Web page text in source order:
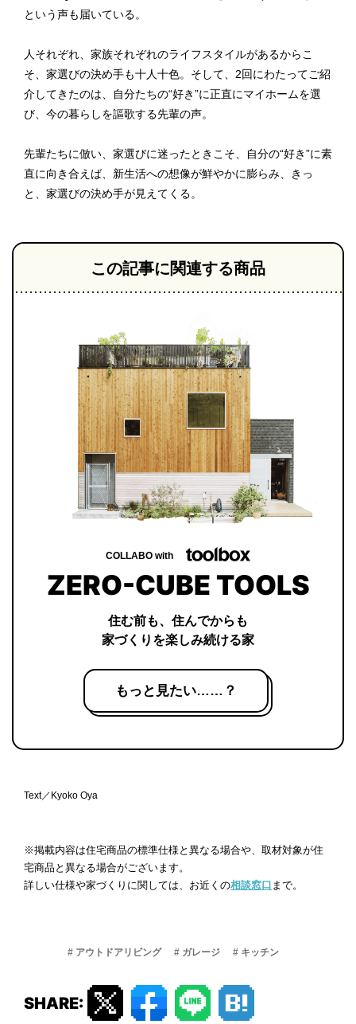
という声も届いている。
人それぞれ、家族それぞれのライフスタイルがあるからこ
そ、家選びの決め手も十人十色。そして、2回にわたってご紹
介してきたのは、自分たちの“好き”に正直にマイホームを選
び、今の暮らしを謳歌する先輩の声。
先輩たちに倣い、家選びに迷ったときこそ、自分の“好き”に素
直に向き合えば、新生活への想像が鮮やかに膨らみ、きっ
と、家選びの決め手が見えてくる。
この記事に関連する商品
COLLABO with
ZERO-CUBE TOOLS
住む前も、住んでからも
家づくりを楽しみ続ける家
もっと見たい……？
Text／Kyoko Oya
※掲載内容は住宅商品の標準仕様と異なる場合や、取材対象が住
宅商品と異なる場合がございます。
詳しい仕様や家づくりに関しては、お近くの相談窓口 まで。
# アウトドアリビング # ガレージ # キッチン
SHARE: